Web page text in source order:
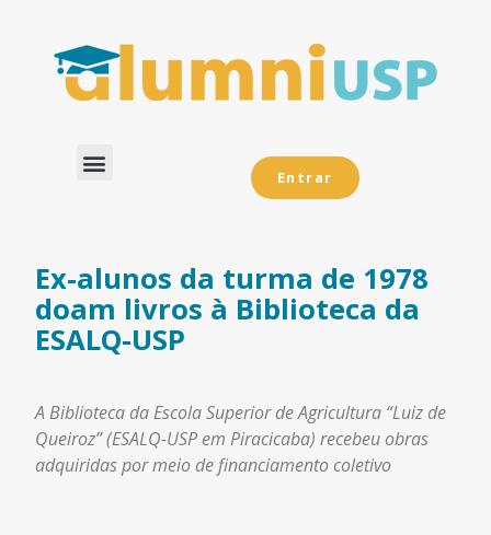
Entrar
Ex-alunos da turma de 1978
doam livros à Biblioteca da
ESALQ-USP
A Biblioteca da Escola Superior de Agricultura “Luiz de
Queiroz” (ESALQ-USP em Piracicaba) recebeu obras
adquiridas por meio de financiamento coletivo